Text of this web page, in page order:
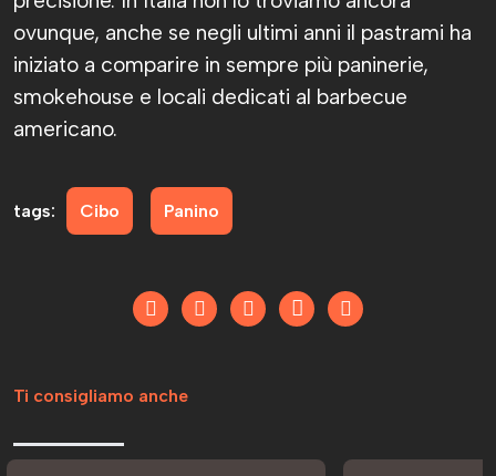
ovunque, anche se negli ultimi anni il pastrami ha
iniziato a comparire in sempre più paninerie,
smokehouse e locali dedicati al barbecue
americano.
tags: Cibo Panino
Ti consigliamo anche